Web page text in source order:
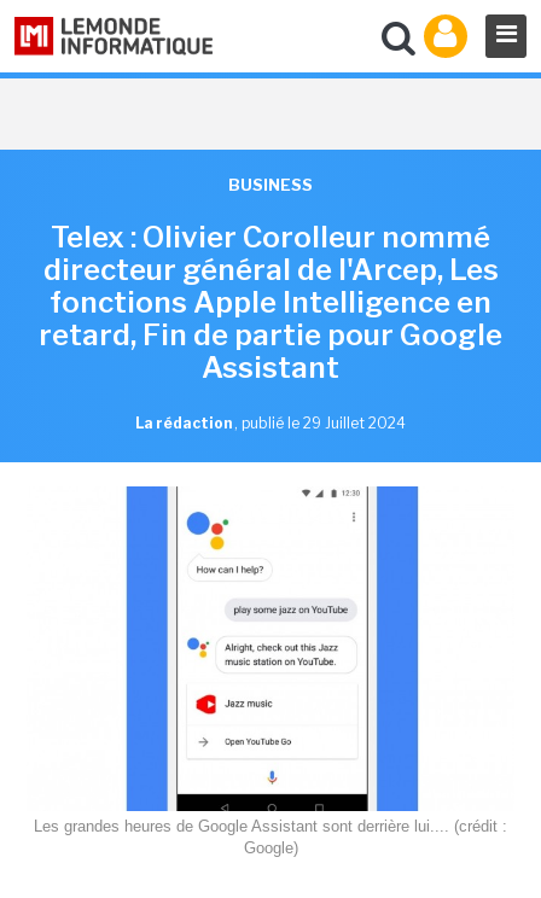
BUSINESS
Telex : Olivier Corolleur nommé
directeur général de l'Arcep, Les
fonctions Apple Intelligence en
retard, Fin de partie pour Google
Assistant
La rédaction , publié le 29 Juillet 2024
Les grandes heures de Google Assistant sont derrière lui.... (crédit :
Google)